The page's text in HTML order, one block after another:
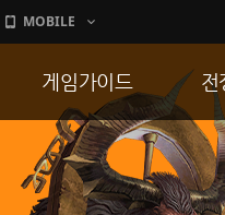
MOBILE
게임가이드
게임 특징
서버가이드
전
통
공